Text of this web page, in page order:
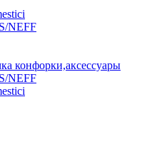
NEFF
конфорки,аксессуары
NEFF